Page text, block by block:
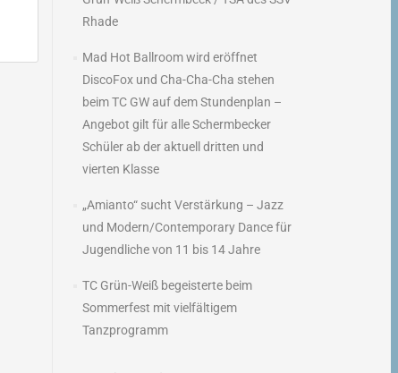
Rhade
Mad Hot Ballroom wird eröffnet
DiscoFox und Cha-Cha-Cha stehen
beim TC GW auf dem Stundenplan –
Angebot gilt für alle Schermbecker
Schüler ab der aktuell dritten und
vierten Klasse
„Amianto“ sucht Verstärkung – Jazz
und Modern/Contemporary Dance für
Jugendliche von 11 bis 14 Jahre
TC Grün-Weiß begeisterte beim
Sommerfest mit vielfältigem
Tanzprogramm